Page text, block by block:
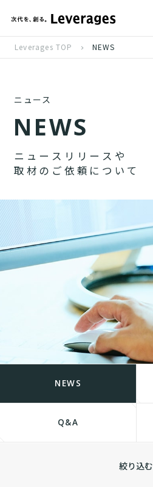
Leverages TOP NEWS
ニュース
NEWS
ニ ュ ー ス リ リ ー ス や
取 材 の ご 依 頼 に つ い て
NEWS
Q&A
絞り込む